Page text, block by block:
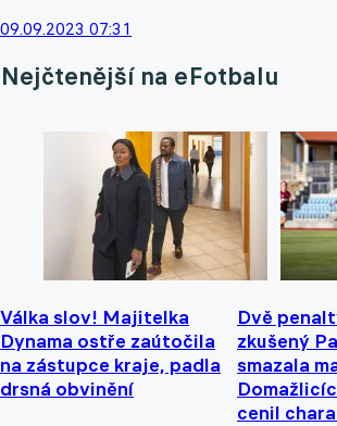
09.09.2023 07:31
Nejčtenější na eFotbalu
Válka slov! Majitelka
Dynama ostře zaútočila
na zástupce kraje, padla
drsná obvinění
Dvě
zkušený
smazala
cenil